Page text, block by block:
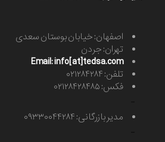
اصفهان: خیابان بوستان سعدی
تهران: جردن
Email: info[at]tedsa.com
تلفن: ۰۲۱۲۸۴۲۸۴
فکس: ۰۲۱۲۸۴۲۸۴۸۵
مدیر بازرگانی: ۰۹۳۳۰۰۴۴۲۸۴